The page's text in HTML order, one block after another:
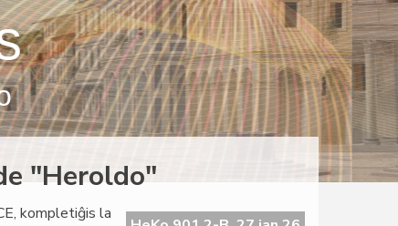
"Heroldo"
kompletiĝis la